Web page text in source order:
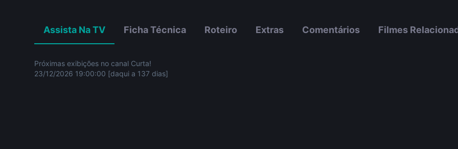
Assista Na TV Ficha Técnica Roteiro Extras Comentários Filmes
Próximas exibições no canal Curta!
23/12/2026 19:00:00 [daqui a 137 dias]